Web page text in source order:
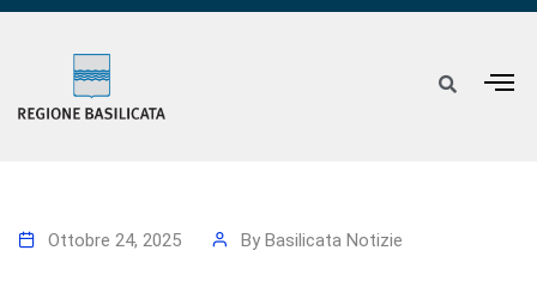
Ottobre 24, 2025 By Basilicata Notizie